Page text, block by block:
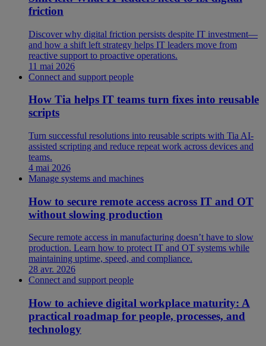
friction
Discover why digital friction persists despite IT investment—
and how a shift left strategy helps IT leaders move from
reactive support to proactive operations.
11 mai 2026
Connect and support people
How Tia helps IT teams turn fixes into reusable
scripts
Turn successful resolutions into reusable scripts with Tia AI-
assisted scripting and reduce repeat work across devices and
teams.
4 mai 2026
Manage systems and machines
How to secure remote access across IT and OT
without slowing production
Secure remote access in manufacturing doesn’t have to slow
production. Learn how to protect IT and OT systems while
maintaining uptime, speed, and compliance.
28 avr. 2026
Connect and support people
How to achieve digital workplace maturity: A
practical roadmap for people, processes, and
technology